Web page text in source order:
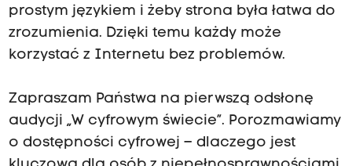
prostym językiem i żeby strona była łatwa do
zrozumienia. Dzięki temu każdy może
korzystać z Internetu bez problemów.
Zapraszam Państwa na pierwszą odsłonę
audycji „W cyfrowym świecie”. Porozmawiamy
o dostępności cyfrowej – dlaczego jest